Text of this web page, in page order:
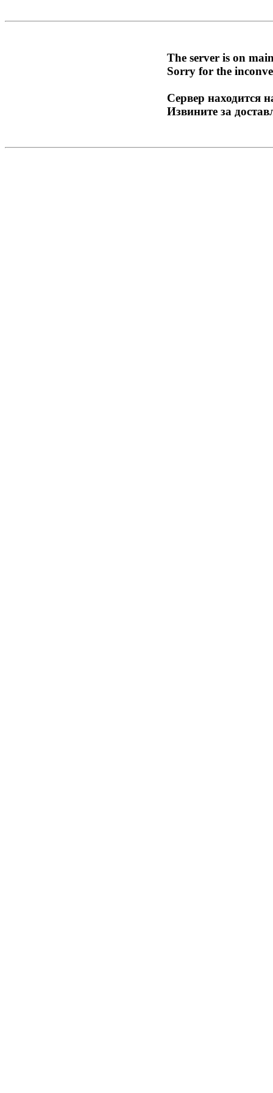
The server is on
Sorry for the
Сервер находится
Извините за